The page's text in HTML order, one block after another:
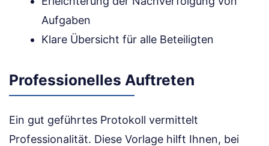
Aufgaben
Klare Übersicht für alle Beteiligten
Professionelles Auftreten
Ein gut geführtes Protokoll vermittelt
Professionalität. Diese Vorlage hilft Ihnen, bei